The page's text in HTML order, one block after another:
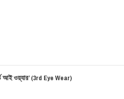
আই ওয়্যার’ (3rd Eye Wear)